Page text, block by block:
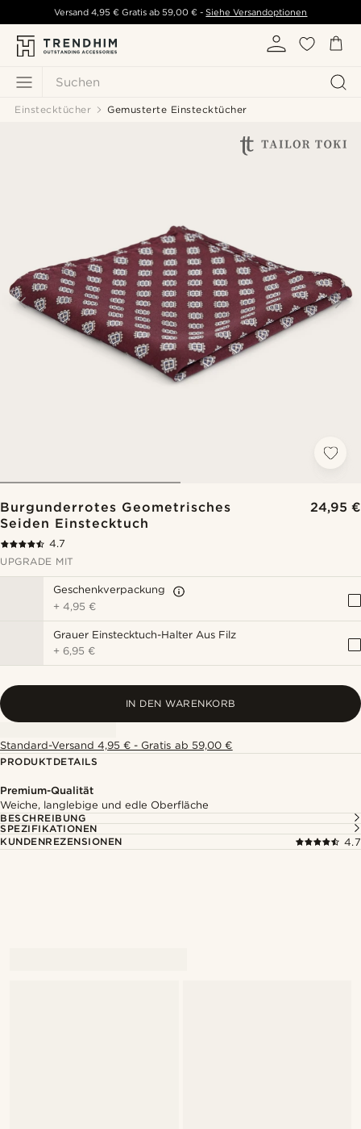
Suchen
Versand 4,95 € Gratis ab 59,00 € - Siehe Versandoptionen
Einstecktücher Gemusterte Einstecktücher
Burgunderrotes Geometrisches
Seiden Einstecktuch
24,95 €
4.7
UPGRADE MIT
Geschenkverpackung
+4,95 €
Grauer Einstecktuch-Halter Aus Filz
+6,95 €
IN DEN WARENKORB
Standard-Versand 4,95 € - Gratis ab 59,00 €
PRODUKTDETAILS
Premium-Qualität
Weiche, langlebige und edle Oberfläche
BESCHREIBUNG
SPEZIFIKATIONEN
KUNDENREZENSIONEN
4.7